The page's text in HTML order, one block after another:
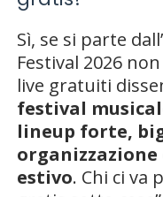
Sì, se si parte
Festival 2026
live gratuiti
festival
lineup forte,
estivo. Chi ci va